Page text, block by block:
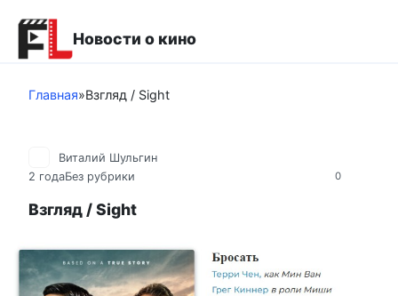
контенту
Новости о кино
Главная»Взгляд / Sight
0
Виталий Шульгин
2 годаБез рубрики
Взгляд / Sight